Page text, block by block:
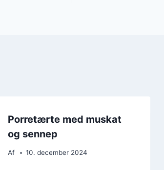
Porretærte med muskat
og sennep
Af 10. december 2024